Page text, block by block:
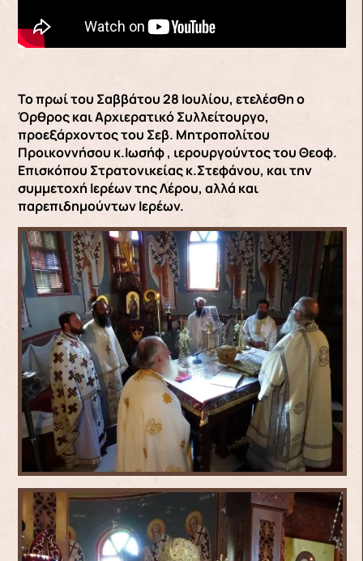
Το πρωί του Σαββάτου 28 Ιουλίου, ετελέσθη ο
Όρθρος και Αρχιερατικό Συλλείτουργο,
προεξάρχοντος του Σεβ. Μητροπολίτου
Προικοννήσου κ.Ιωσήφ , ιερουργούντος του Θεοφ.
Επισκόπου Στρατονικείας κ.Στεφάνου, και την
συμμετοχή Ιερέων της Λέρου, αλλά και
παρεπιδημούντων Ιερέων.